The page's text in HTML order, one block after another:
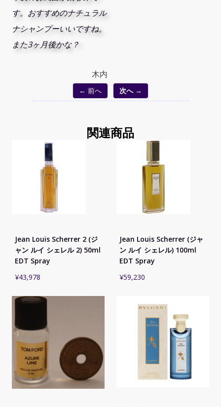
す。おすすめのナチュラル
ナシャンプーいいですね。
また3ヶ月後かな？
木内
← 前へ 次へ →
関連商品
Jean Louis Scherrer 2 (ジ
ャン ルイ シェレル 2) 50ml
EDT Spray
¥43,978
Jean Louis Scherrer (ジャ
ン ルイ シェレル) 100ml
EDT Spray
¥59,230